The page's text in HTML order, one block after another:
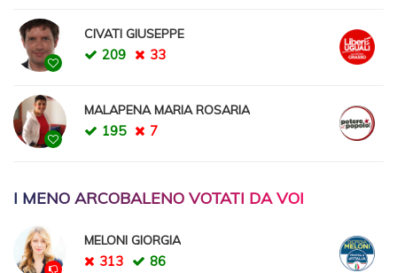
CIVATI GIUSEPPE
209 33
MALAPENA MARIA ROSARIA
195 7
I MENO ARCOBALENO VOTATI DA VOI
MELONI GIORGIA
313 86